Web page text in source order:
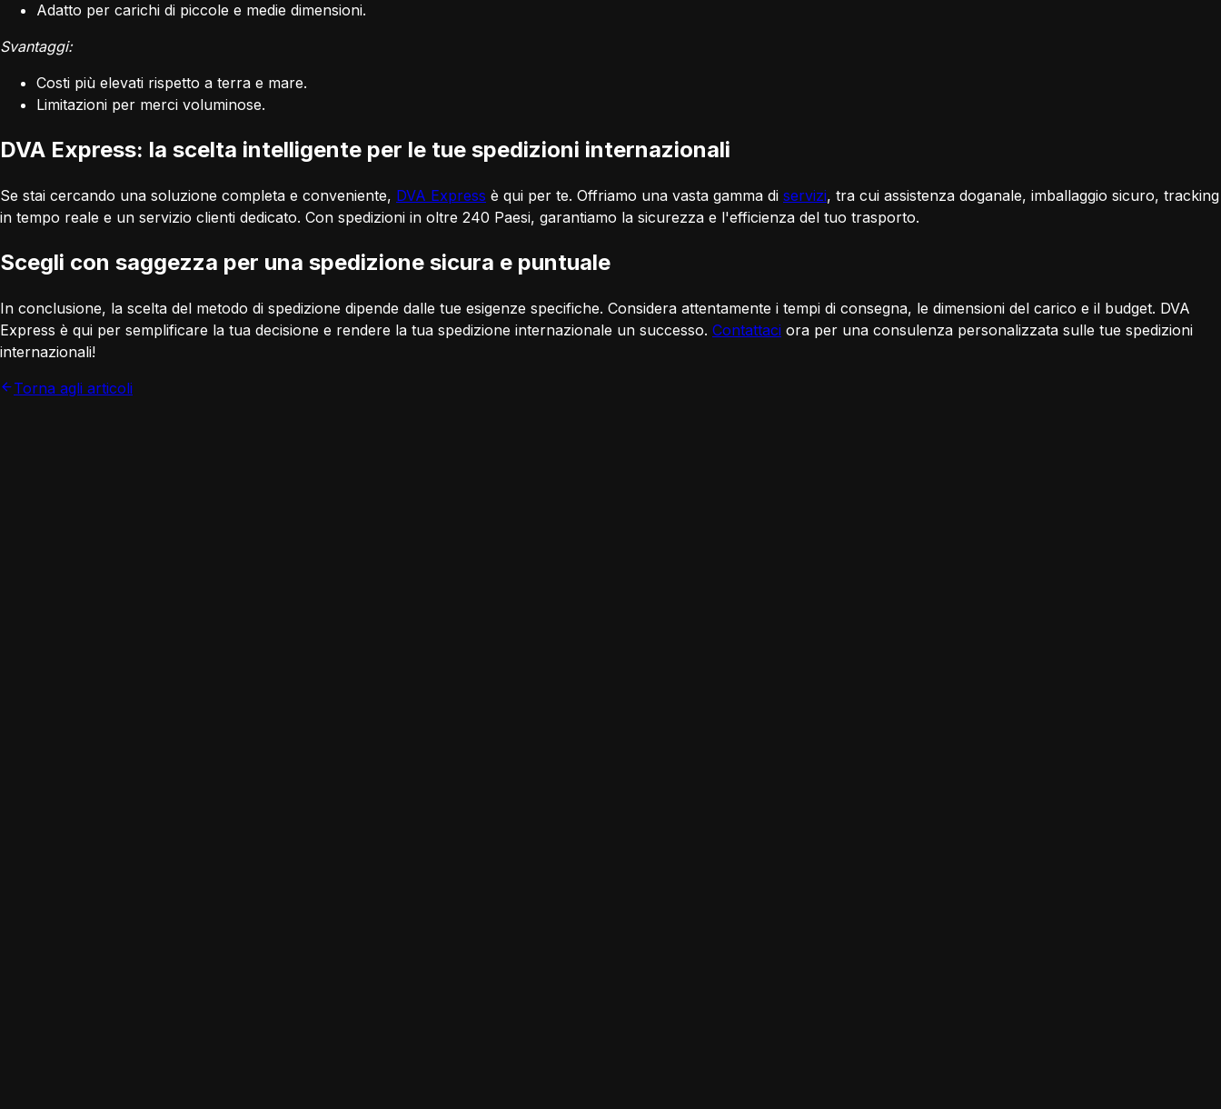
Adatto per carichi di piccole e medie dimensioni.
Svantaggi:
Costi più elevati rispetto a terra e mare.
Limitazioni per merci voluminose.
DVA Express: la scelta intelligente per le tue spedizioni internazionali
Se stai cercando una soluzione completa e conveniente, DVA Express è qui per te. Offriamo una vasta gamma di servizi, tra cui assistenza doganale, imballaggio sicuro, tracking
in tempo reale e un servizio clienti dedicato. Con spedizioni in oltre 240 Paesi, garantiamo la sicurezza e l'efficienza del tuo trasporto.
Scegli con saggezza per una spedizione sicura e puntuale
In conclusione, la scelta del metodo di spedizione dipende dalle tue esigenze specifiche. Considera attentamente i tempi di consegna, le dimensioni del carico e il budget. DVA
Express è qui per semplificare la tua decisione e rendere la tua spedizione internazionale un successo. Contattaci ora per una consulenza personalizzata sulle tue spedizioni
internazionali!
Torna agli articoli